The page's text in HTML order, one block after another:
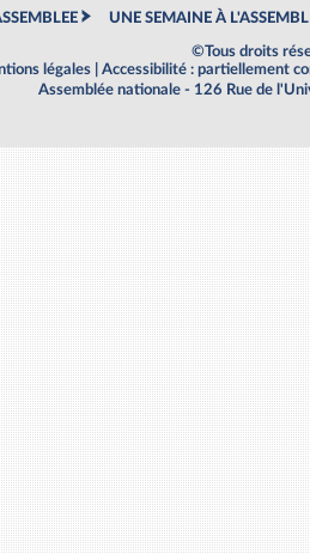
UNE SEMAINE À
©Tous droits
légales
Accessibilité : partiellement
Assemblée nationale - 126 Rue de